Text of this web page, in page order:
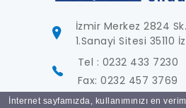
İnternet sayfamızda, kullanımınızı en
İzmir Merkez 2824
1.Sanayi Sitesi 35110
Tel : 0232 433 7230
Fax: 0232 457 3769